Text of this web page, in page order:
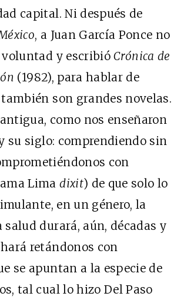
capital. Ni después de
, a Juan García Ponce no
y escribióCrónica de
(1982), para hablar de
son grandes novelas.
como nos enseñaron
su siglo: comprendiendo sin
con
Limadixit) de que solo lo
en un género, la
salud durará, aún, décadas y
retándonos con
se apuntan a la especie de
tal cual lo hizo Del Paso